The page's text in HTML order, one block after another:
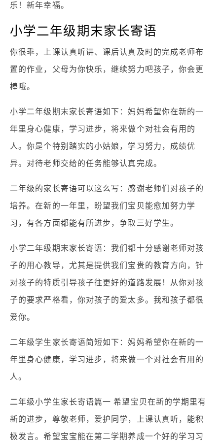
乐！新年幸福。
小学二年级期末家长寄语
你很乖，上课认真听讲、课后认真及时的完成老师布
置的作业，父母为你快乐，继续努力吧孩子，你会更
棒哦。
小学二年级期末家长寄语如下：妈妈希望你在新的一
年里身心健康，学习进步，将来做个对社会有用的
人。你是个特别踏实的小姑娘，学习努力，成绩优
异。对待老师交给的任务能够认真完成。
二年级的家长寄语可以这么写：感谢老师们对孩子的
培养。在新的一年里，盼望我们宝贝能愈加努力学
习，有各方面都能有所进步，争取三好学生。
小学二年级期末家长寄语：我们都十分感谢老师对孩
子的用心教导，尤其是提供我们宝贵的教育方向，针
对孩子的特质引导孩子往更好的道路发展！从你对孩
子的要求严格看，你对孩子的爱太多。我和孩子都很
爱你。
二年级学生家长寄语简短如下：妈妈希望你在新的一
年里身心健康，学习进步，将来做一个对社会有用的
人。
二年级小学生家长寄语篇一 希望宝贝在新的学期里有
新的进步，尊敬老师，爱护同学，上课认真听，能积
极发言。希望宝宝能在第二学期养成一个好的学习习